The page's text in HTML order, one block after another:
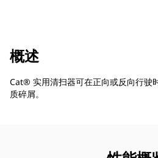
概述
Cat® 实用清扫器可在正向或反向行驶
质碎屑。